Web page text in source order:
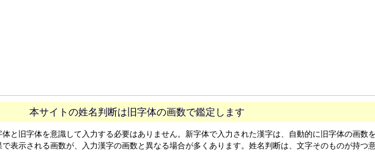
本サイトの姓名判断は旧字体の画数で鑑定します
と旧字体を意識して入力する必要はありません。新字体で入力された漢字は、自動的に旧字体の画数
表示される画数が、入力漢字の画数と異なる場合が多くあります。姓名判断は、文字そのものが持つ